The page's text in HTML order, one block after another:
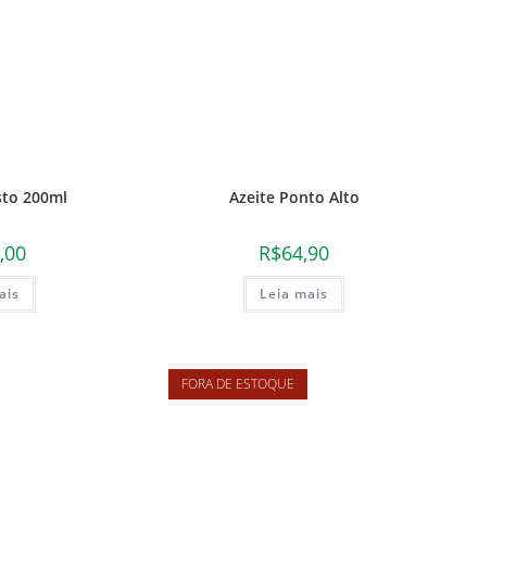
200ml Azeite Ponto Alto
R$64,90
Leia mais
FORA DE ESTOQUE